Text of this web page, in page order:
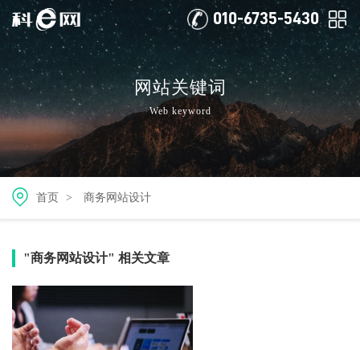
010-6735-5430
网站关键词
Web keyword
首页 > 商务网站设计
"商务网站设计" 相关文章